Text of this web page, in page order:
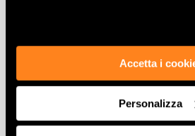
Accetta i
Personalizza
Gres porcellanato effetto
Gres porcellanato effetto legno
Gres porcellanato effetto pietra
Gres porcellanato effetto